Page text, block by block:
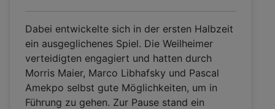
Dabei entwickelte sich in der ersten Halbzeit
ein ausgeglichenes Spiel. Die Weilheimer
verteidigten engagiert und hatten durch
Morris Maier, Marco Libhafsky und Pascal
Amekpo selbst gute Möglichkeiten, um in
Führung zu gehen. Zur Pause stand ein